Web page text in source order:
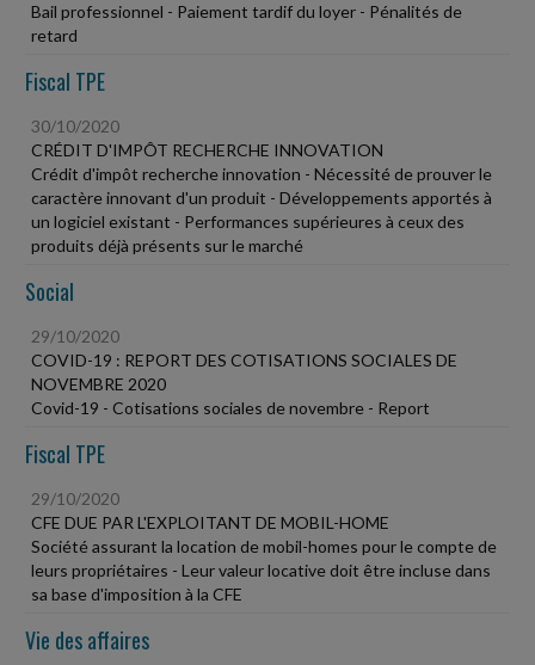
Bail professionnel - Paiement tardif du loyer - Pénalités de
retard
Fiscal TPE
30/10/2020
CRÉDIT D'IMPÔT RECHERCHE INNOVATION
Crédit d'impôt recherche innovation - Nécessité de prouver le
caractère innovant d'un produit - Développements apportés à
un logiciel existant - Performances supérieures à ceux des
produits déjà présents sur le marché
Social
29/10/2020
COVID-19 : REPORT DES COTISATIONS SOCIALES DE
NOVEMBRE 2020
Covid-19 - Cotisations sociales de novembre - Report
Fiscal TPE
29/10/2020
CFE DUE PAR L'EXPLOITANT DE MOBIL-HOME
Société assurant la location de mobil-homes pour le compte de
leurs propriétaires - Leur valeur locative doit être incluse dans
sa base d'imposition à la CFE
Vie des affaires